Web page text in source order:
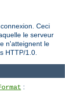
Ceci
le serveur
n'atteignent le
HTTP/1.0.
: